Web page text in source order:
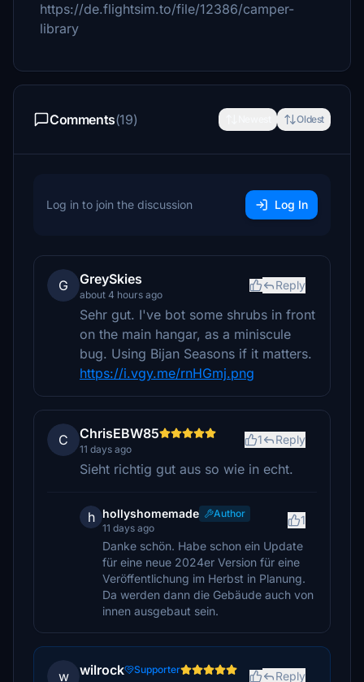
https://de.flightsim.to/file/12386/camper-
library
Comments(19) Oldest
Log in to join the discussion Log In
G GreySkies
about 4 hours ago
Reply
Sehr gut. I've bot some shrubs in front
on the main hangar, as a miniscule
bug. Using Bijan Seasons if it matters.
https://i.vgy.me/rnHGmj.png
C ChrisEBW85
11 days ago
1 Reply
Sieht richtig gut aus so wie in echt.
h hollyshomemade
Author
11 days ago
1
Danke schön. Habe schon ein Update
für eine neue 2024er Version für eine
Veröffentlichung im Herbst in Planung.
Da werden dann die Gebäude auch von
innen ausgebaut sein.
w wilrock
Supporter
Reply